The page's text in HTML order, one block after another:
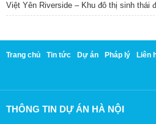
Việt Yên Riverside – Khu đô thị sinh thái
Trang chủ Tin tức Dự án Pháp lý Liên
THÔNG TIN DỰ ÁN HÀ NỘI